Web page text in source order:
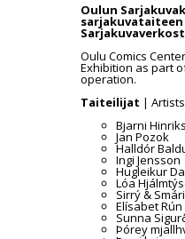
Oulun
sarjakuvataiteen
Oulu Comics
Exhibition as part
operation.
Taiteilijat |
Bjarni
Jan Pozok
Halldór
Ingi Jensson
Hugleikur
Lóa
Sirrý & Smári
Elísabet Rún
Sunna
Þórey